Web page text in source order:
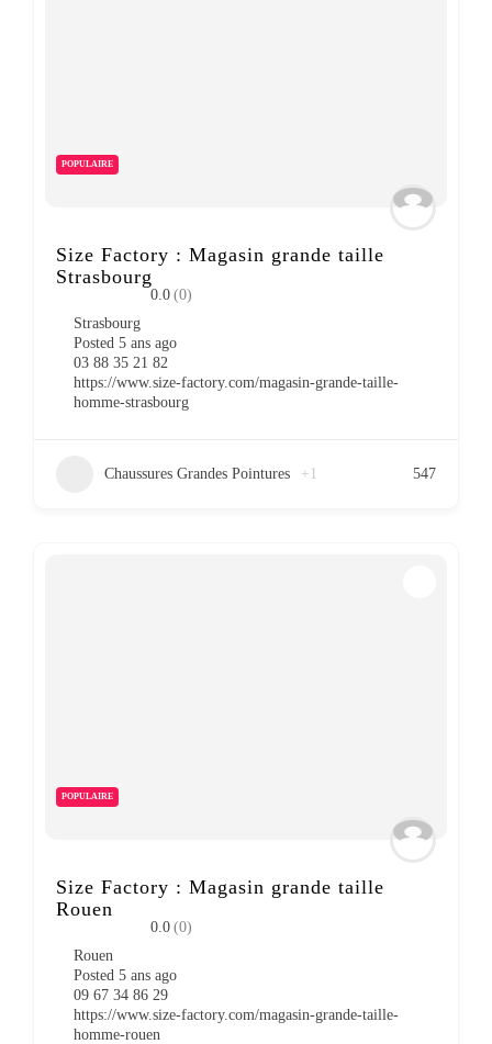
POPULAIRE
Size Factory : Magasin grande taille
Strasbourg
0.0 (0)
Strasbourg
Posted 5 ans ago
03 88 35 21 82
https://www.size-factory.com/magasin-grande-taille-
homme-strasbourg
Chaussures Grandes Pointures +1 547
POPULAIRE
Size Factory : Magasin grande taille
Rouen
0.0 (0)
Rouen
Posted 5 ans ago
09 67 34 86 29
https://www.size-factory.com/magasin-grande-taille-
homme-rouen